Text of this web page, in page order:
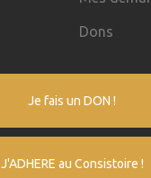
Dons
Je fais un DON !
J'ADHERE au Consistoire !